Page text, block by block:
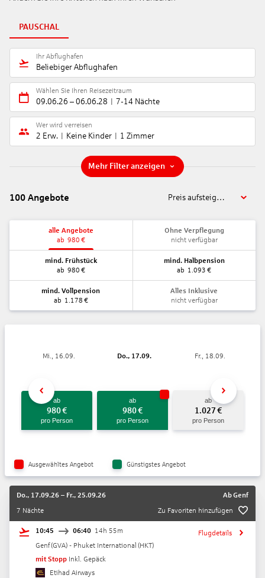
PAUSCHAL
Ihr Abflughafen
Beliebiger Abflughafen
Wählen Sie Ihren Reisezeitraum
09.06.26 – 06.06.28 7-14 Nächte
Wer wird verreisen
2 Erw. Keine Kinder 1 Zimmer
Mehr Filter anzeigen
100 Angebote Preis aufsteigend
alle Angebote
ab 980 €
Ohne Verpflegung
nicht verfügbar
mind. Frühstück
ab 980 €
mind. Halbpension
ab 1.093 €
mind. Vollpension
ab 1.178 €
Alles Inklusive
nicht verfügbar
Mi., 16.09.
ab
980€
pro Person
Do., 17.09.
ab
980€
pro Person
Fr., 18.09.
ab
1.027 €
pro Person
Ausgewähltes Angebot Günstigstes Angebot
Do., 17.09.26 – Fr., 25.09.26 AbGenf
7 Nächte
Zu Favoriten hinzufügen
10:45 06:40 14h 55m
Genf(GVA) - Phuket International (HKT)
mit Stopp Inkl. Gepäck
Etihad Airways
Flugdetails